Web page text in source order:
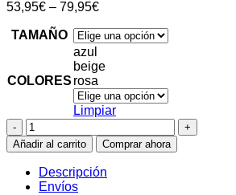
53,95€ – 79,95€
TAMAÑO
COLORES
azul
beige
rosa
Limpiar
Bouti
100gr
orio
cantidad
Añadir al carrito Comprar ahora
Descripción
Envíos